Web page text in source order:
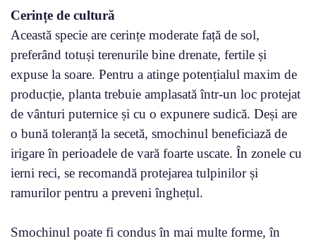
Cerințe de cultură
Această specie are cerințe moderate față de sol,
preferând totuși terenurile bine drenate, fertile și
expuse la soare. Pentru a atinge potențialul maxim de
producție, planta trebuie amplasată într-un loc protejat
de vânturi puternice și cu o expunere sudică. Deși are
o bună toleranță la secetă, smochinul beneficiază de
irigare în perioadele de vară foarte uscate. În zonele cu
ierni reci, se recomandă protejarea tulpinilor și
ramurilor pentru a preveni înghețul.
Smochinul poate fi condus în mai multe forme, în